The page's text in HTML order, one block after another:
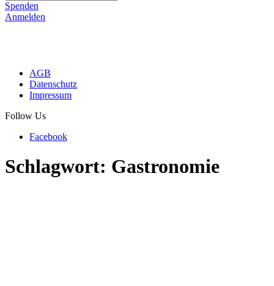
Spenden
Anmelden
AGB
Datenschutz
Impressum
Follow Us
Facebook
Schlagwort: Gastronomie